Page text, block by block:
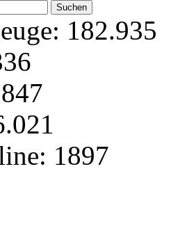
182.935
1897